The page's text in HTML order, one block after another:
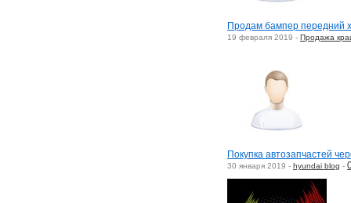
Продам бампер передний
19 февраля 2019 - Продажа
Покупка автозапчастей
30 января 2019 - hyundai blog -